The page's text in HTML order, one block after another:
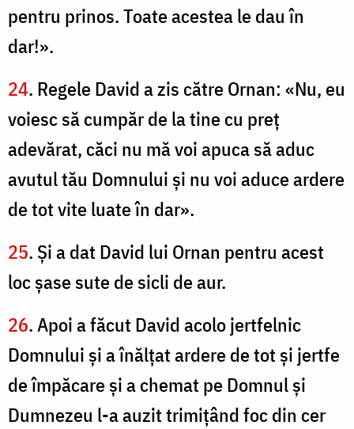
pentru prinos. Toate acestea le dau în
dar!».
24. Regele David a zis către Ornan: «Nu, eu
voiesc să cumpăr de la tine cu preţ
adevărat, căci nu mă voi apuca să aduc
avutul tău Domnului şi nu voi aduce ardere
de tot vite luate în dar».
25. Şi a dat David lui Ornan pentru acest
loc şase sute de sicli de aur.
26. Apoi a făcut David acolo jertfelnic
Domnului şi a înălţat ardere de tot şi jertfe
de împăcare şi a chemat pe Domnul şi
Dumnezeu l-a auzit trimiţând foc din cer